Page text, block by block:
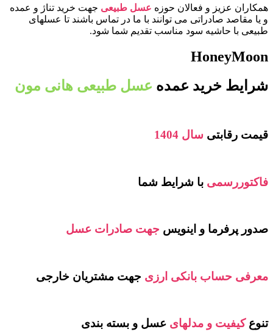
همکاران عزیز و فعالان حوزه عسل طبیعی جهت خرید تناژ و عمده
و یا مقاصد صادراتی می توانند با ما در تماس باشند تا عسلهای
طبیعی با حاشیه سود مناسب تقدیم شما شود.
HoneyMoon
شرایط خرید عمده عسل طبیعی هانی مون
قیمت رقابتی سال 1404
فاکتوررسمی با شرایط شما
صدور پرفرما و اینویس جهت صادرات عسل
معرفی حساب بانکی ارزی جهت مشتریان خارجی
تنوعکیفیت و مدلهای عسل و بسته بندی